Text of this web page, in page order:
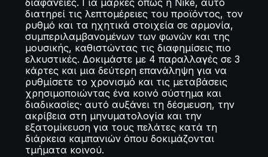
διαφάνειες. Για μάρκες όπως η Nike, αυτό
διατηρεί τις λεπτομέρειες του προϊόντος, τον
ρυθμό και τα ηχητικά στοιχεία σε αρμονία,
συμπεριλαμβανομένων των φωνών και της
μουσικής, καθιστώντας τις διαφημίσεις πιο
ελκυστικές. Δοκιμάστε με 4 παραλλαγές σε 3
κάρτες και μια δεύτερη επανάληψη για να
ρυθμίσετε το χρονισμό και τις μεταβάσεις
χρησιμοποιώντας ένα κοινό σύστημα και
διαδικασίες· αυτό αυξάνει τη δέσμευση, την
ακρίβεια στη μηνυματολογία και την
εξατομίκευση για τους πελάτες κατά τη
διάρκεια καμπανιών όπου δοκιμάζονται
τμήματα κοινού.